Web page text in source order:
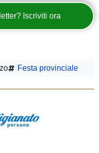
Iscriviti ora
Festa provinciale